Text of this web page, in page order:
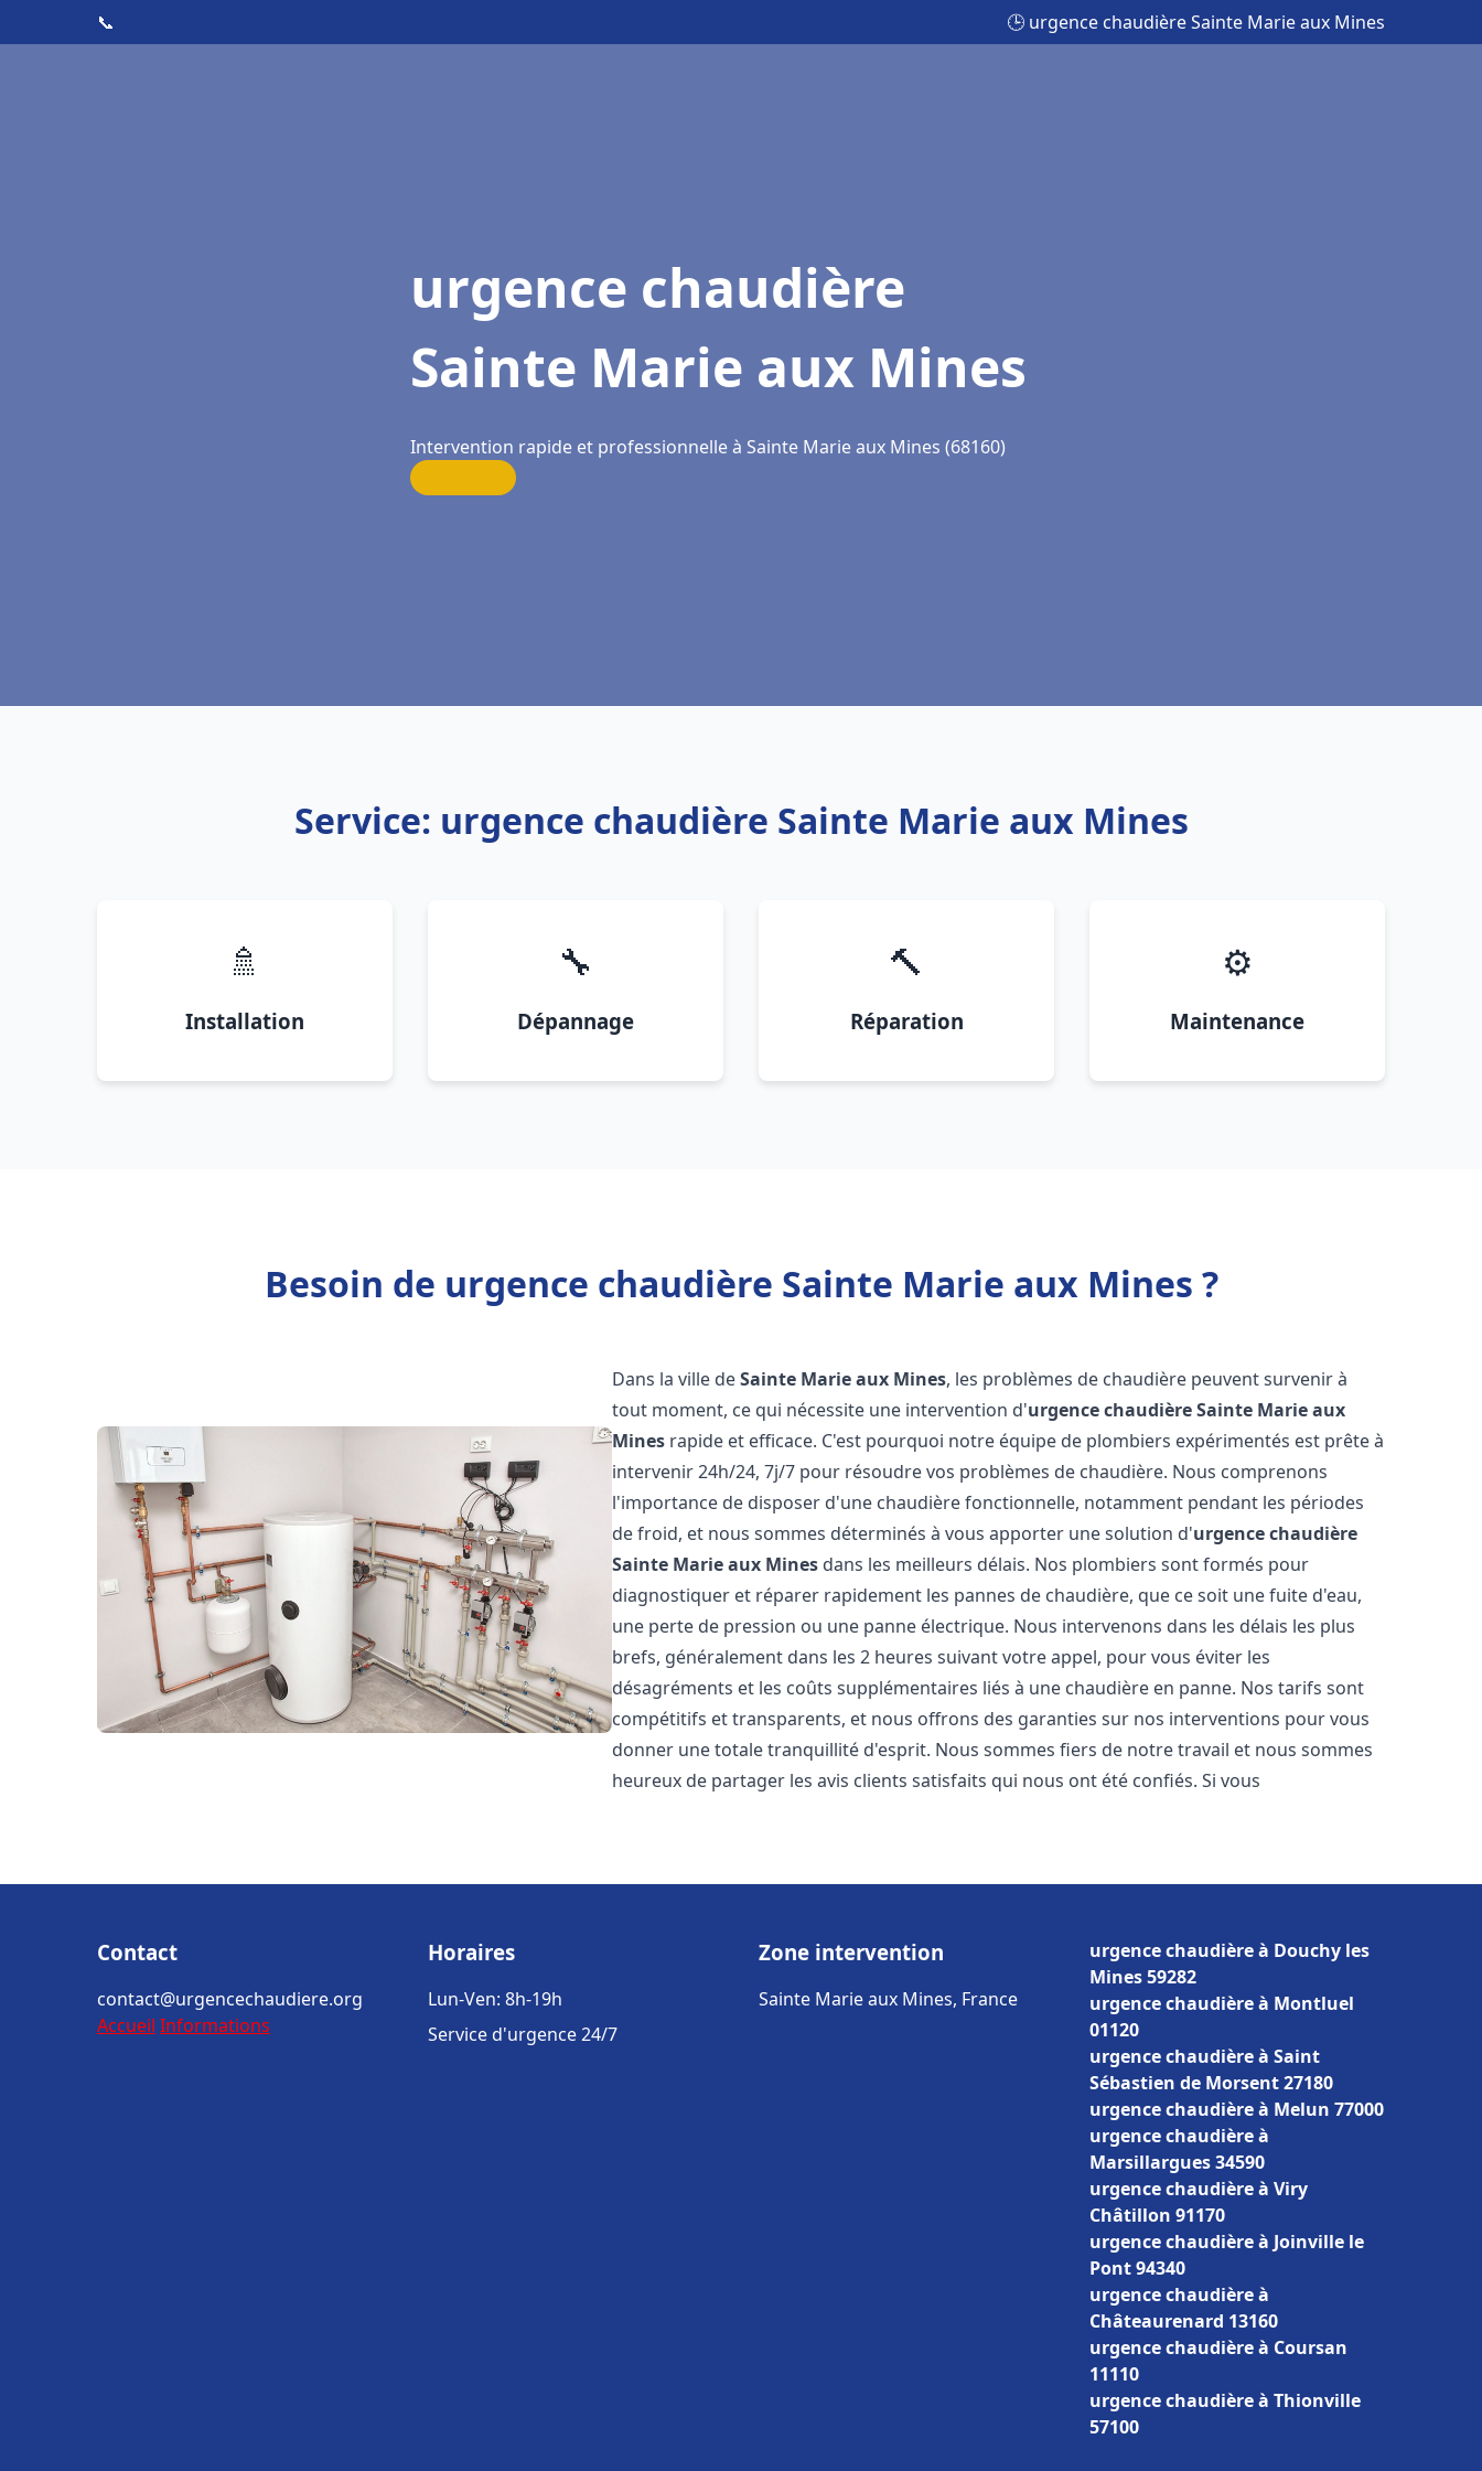
📞 🕒 urgence chaudière Sainte Marie aux Mines
urgence chaudière
Sainte Marie aux Mines
Intervention rapide et professionnelle à Sainte Marie aux Mines (68160)
Service: urgence chaudière Sainte Marie aux Mines
🚿
Installation
🔧
Dépannage
🔨
Réparation
⚙️
Maintenance
Besoin de urgence chaudière Sainte Marie aux Mines ?
Dans la ville deSainte Marie aux Mines, les problèmes de chaudière peuvent survenir à
tout moment, ce qui nécessite une intervention d'urgence chaudièreSainte Marie aux
Mines rapide et efficace. C'est pourquoi notre équipe de plombiers expérimentés est prête à
intervenir 24h/24, 7j/7 pour résoudre vos problèmes de chaudière. Nous comprenons
l'importance de disposer d'une chaudière fonctionnelle, notamment pendant les périodes
de froid, et nous sommes déterminés à vous apporter une solution d'urgence chaudière
Sainte Marie aux Mines dans les meilleurs délais. Nos plombiers sont formés pour
diagnostiquer et réparer rapidement les pannes de chaudière, que ce soit une fuite d'eau,
une perte de pression ou une panne électrique. Nous intervenons dans les délais les plus
brefs, généralement dans les 2 heures suivant votre appel, pour vous éviter les
désagréments et les coûts supplémentaires liés à une chaudière en panne. Nos tarifs sont
compétitifs et transparents, et nous offrons des garanties sur nos interventions pour vous
donner une totale tranquillité d'esprit. Nous sommes fiers de notre travail et nous sommes
heureux de partager les avis clients satisfaits qui nous ont été confiés. Si vous
Contact
contact@urgencechaudiere.org
Accueil Informations
Horaires
Lun-Ven: 8h-19h
Service d'urgence 24/7
Zone intervention
Sainte Marie aux Mines, France
urgence chaudière à Douchy les
Mines 59282
urgence chaudière à Montluel
01120
urgence chaudière à Saint
Sébastien de Morsent 27180
urgence chaudière à Melun 77000
urgence chaudière à
Marsillargues 34590
urgence chaudière à Viry
Châtillon 91170
urgence chaudière à Joinville le
Pont 94340
urgence chaudière à
Châteaurenard 13160
urgence chaudière à Coursan
11110
urgence chaudière à Thionville
57100